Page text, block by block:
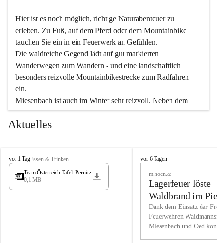
Hier ist es noch möglich, richtige Naturabenteuer zu
erleben. Zu Fuß, auf dem Pferd oder dem Mountainbike
tauchen Sie ein in ein Feuerwerk an Gefühlen.
Die waldreiche Gegend lädt auf gut markierten
Wanderwegen zum Wandern - und eine landschaftlich
besonders reizvolle Mountainbikestrecke zum Radfahren
ein.
Miesenbach ist auch im Winter sehr reizvoll. Neben dem
Eisstockschießen gibt es auf dem nahe gelegenen Unterberg
wunderschöne Naturschneepisten, die zum Schifahren oder
vielfältige Angebot unserer Kulturvereine.
Überzeugen Sie sich selbst, dass Sie in Miesenbach sowie
in den Beherbergungsbetrieben, Gaststätten und urigen
Wir kennen Miesenbach als lebens- und liebenswerten Ort.
Tradition und Innovation werden ebenso groß geschrieben
Aktuelles
M
i
s
vor 1 TagEssen & Trinken
Team Österreich Tafel_Pernitz
0,1 MB
M
h
vor 6 Tagen
m.noen.at
Lagerfeuer löste
Waldbrand im
aus
Dank dem Einsatz der
Feuerwehren
Miesenbach und Oed